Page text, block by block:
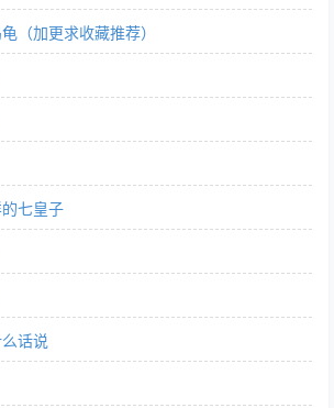
（加更求收藏推荐）
七皇子
话说